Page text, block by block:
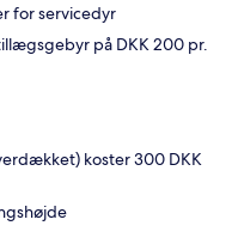
for servicedyr
på DKK 200 pr.
koster 300 DKK